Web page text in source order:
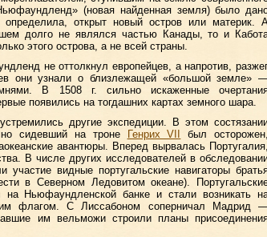
(новая найденная земля) было
открыт новый остров или материк.
долго не являлся частью Канады, то и
этого острова, а не всей страны.
не оттолкнул европейцев, а напротив,
они узнали о близлежащей «большой земле»
В 1508 г. сильно искаженные
появились на тогдашних картах земного шара.
другие экспедиции. В этом
сидевший на троне
Генрих VII
был осторожен,
авантюры. Вперед вырвалась Португалия,
В числе других исследователей в
видные португальские навигаторы
в Северном Ледовитом океане).
на Ньюфаундленской банке и стали возникать
флагом. С Лиссабоном соперничал Мадрид
им вельможи строили планы